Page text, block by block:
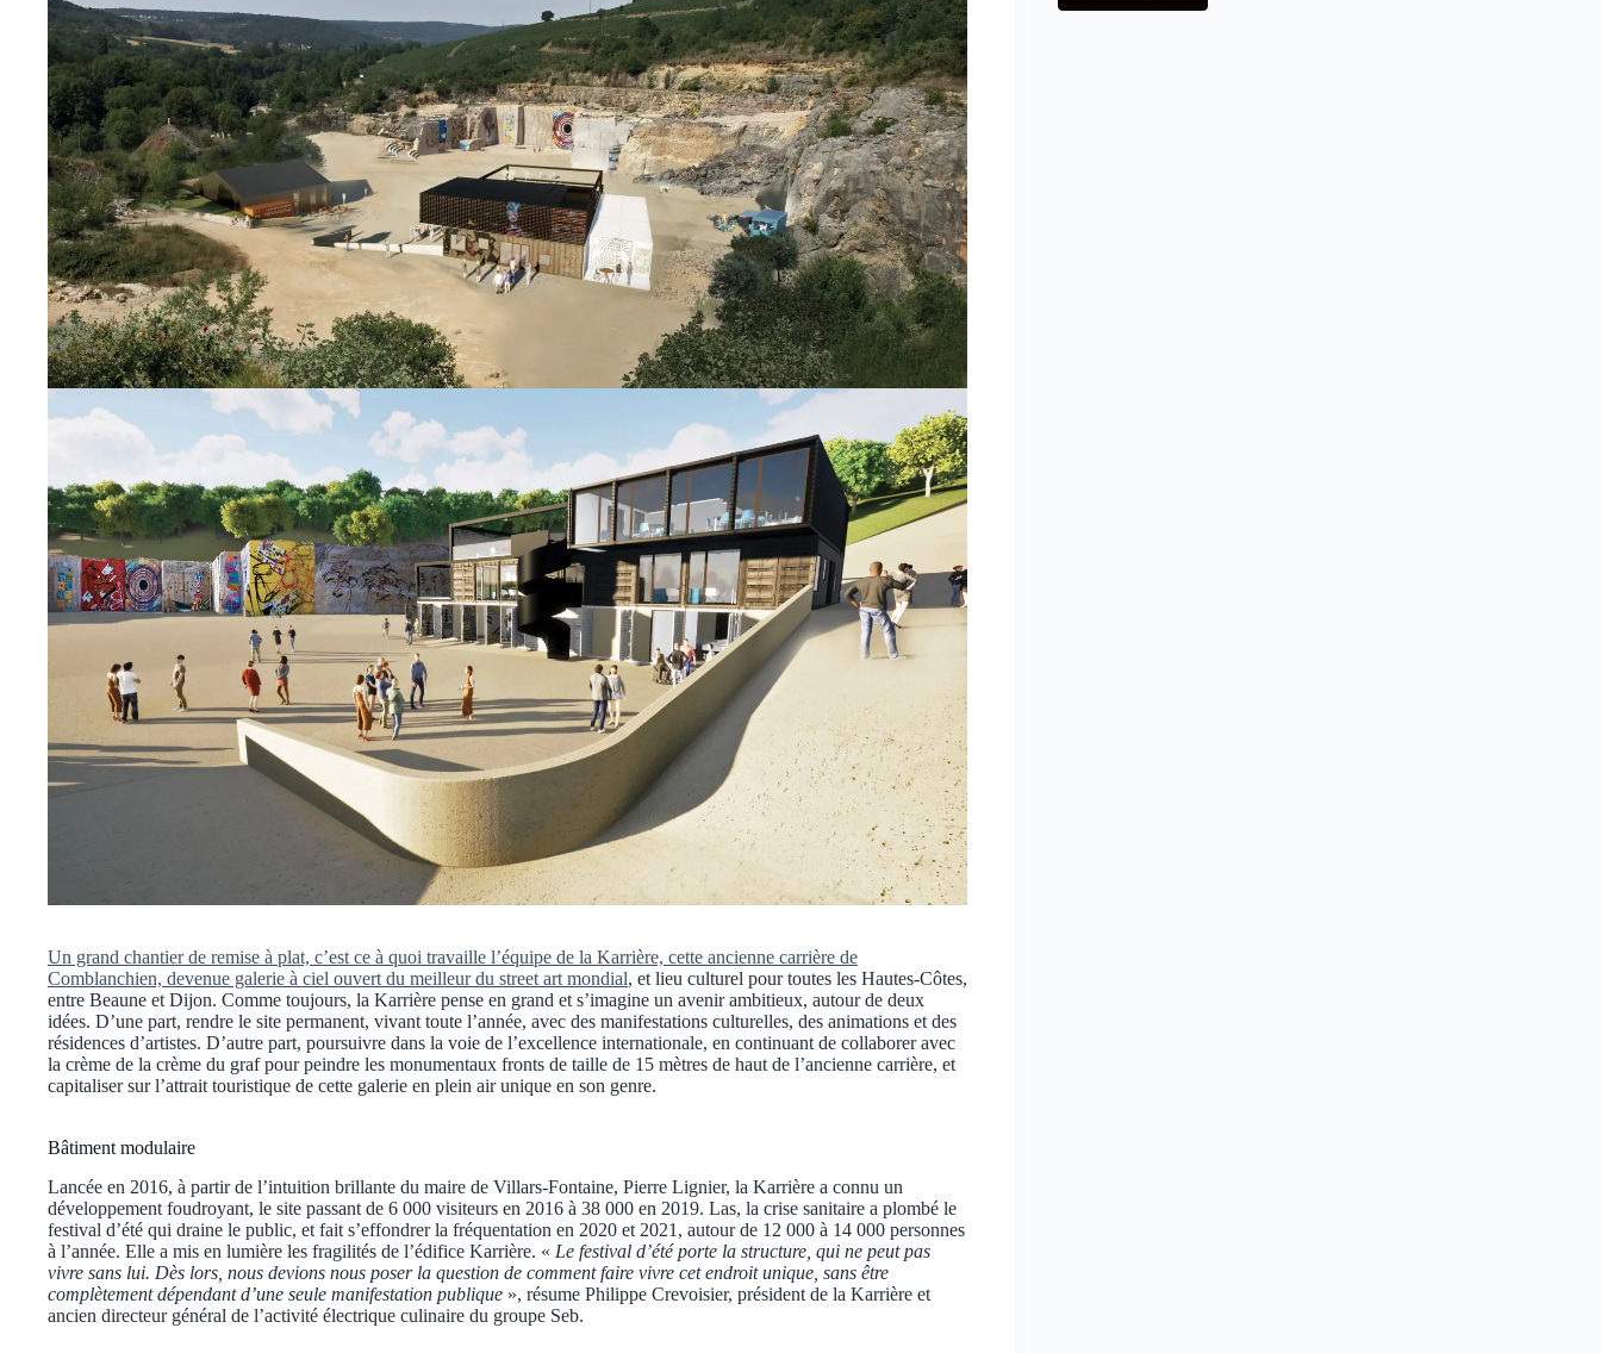
Un grand chantier de remise à plat, c’est ce à quoi travaille l’équipe de la Karrière, cette ancienne carrière de
Comblanchien, devenue galerie à ciel ouvert du meilleur du street art mondial, et lieu culturel pour toutes les Hautes-Côtes,
entre Beaune et Dijon. Comme toujours, la Karrière pense en grand et s’imagine un avenir ambitieux, autour de deux
idées. D’une part, rendre le site permanent, vivant toute l’année, avec des manifestations culturelles, des animations et des
résidences d’artistes. D’autre part, poursuivre dans la voie de l’excellence internationale, en continuant de collaborer avec
la crème de la crème du graf pour peindre les monumentaux fronts de taille de 15 mètres de haut de l’ancienne carrière, et
capitaliser sur l’attrait touristique de cette galerie en plein air unique en son genre.
Bâtiment modulaire
Lancée en 2016, à partir de l’intuition brillante du maire de Villars-Fontaine, Pierre Lignier, la Karrière a connu un
développement foudroyant, le site passant de 6 000 visiteurs en 2016 à 38 000 en 2019. Las, la crise sanitaire a plombé le
festival d’été qui draine le public, et fait s’effondrer la fréquentation en 2020 et 2021, autour de 12 000 à 14 000 personnes
à l’année. Elle a mis en lumière les fragilités de l’édifice Karrière. « Le festival d’été porte la structure, qui ne peut pas
vivre sans lui. Dès lors, nous devions nous poser la question de comment faire vivre cet endroit unique, sans être
complètement dépendant d’une seule manifestation publique », résume Philippe Crevoisier, président de la Karrière et
ancien directeur général de l’activité électrique culinaire du groupe Seb.